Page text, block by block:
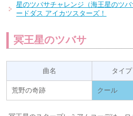
星のツバサチャレンジ（海王星のツ
ードダス アイカツスターズ！
冥王星のツバサ
曲名 タイプ
荒野の奇跡 クール